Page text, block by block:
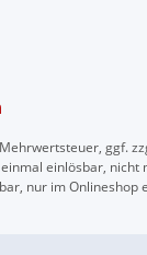
ggf.
einlösbar, nicht
nur im Onlineshop